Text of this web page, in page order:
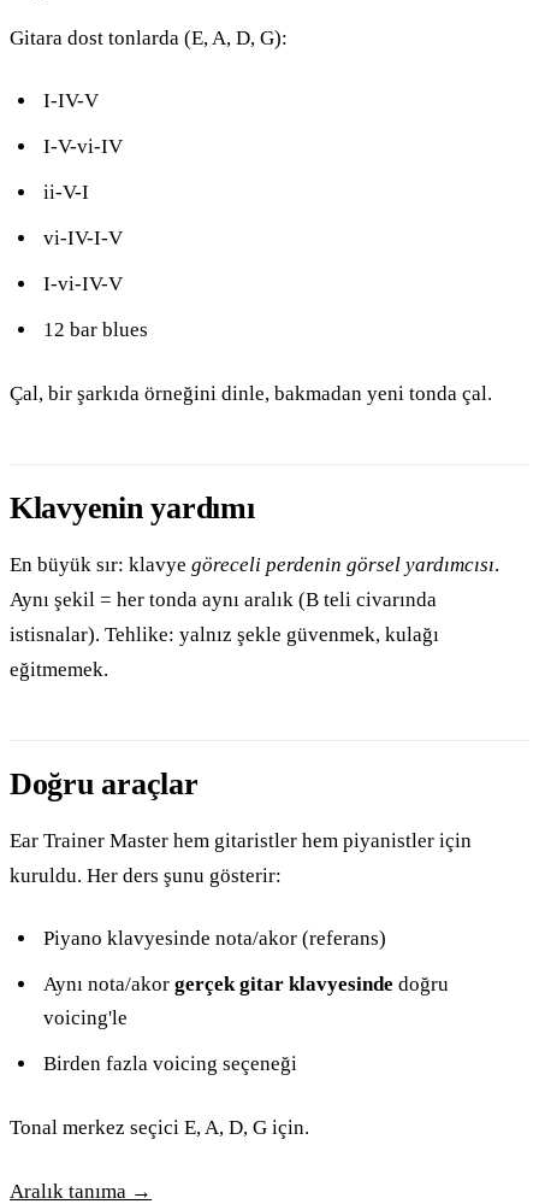
Gitara dost tonlarda (E, A, D, G):
I-IV-V
I-V-vi-IV
ii-V-I
vi-IV-I-V
I-vi-IV-V
12 bar blues
Çal, bir şarkıda örneğini dinle, bakmadan yeni tonda çal.
Klavyenin yardımı
En büyük sır: klavye göreceli perdenin görsel yardımcısı.
Aynı şekil = her tonda aynı aralık (B teli civarında
istisnalar). Tehlike: yalnız şekle güvenmek, kulağı
eğitmemek.
Doğru araçlar
Ear Trainer Master hem gitaristler hem piyanistler için
kuruldu. Her ders şunu gösterir:
Piyano klavyesinde nota/akor (referans)
Aynı nota/akor gerçek gitar klavyesinde doğru
voicing'le
Birden fazla voicing seçeneği
Tonal merkez seçici E, A, D, G için.
Aralık tanıma →